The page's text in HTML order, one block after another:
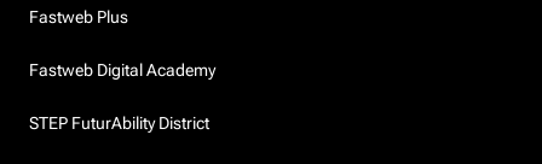
Fastweb Plus
Fastweb Digital Academy
STEP FuturAbility District